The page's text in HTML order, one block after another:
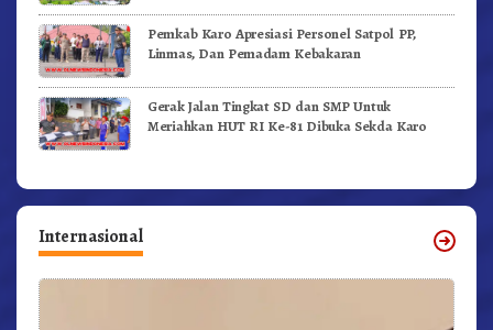
Pemkab Karo Apresiasi Personel Satpol PP,
Linmas, Dan Pemadam Kebakaran
Gerak Jalan Tingkat SD dan SMP Untuk
Meriahkan HUT RI Ke-81 Dibuka Sekda Karo
Internasional